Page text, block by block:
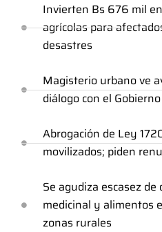
Invierten Bs 676 mil
agrícolas para
desastres
Magisterio urbano ve
diálogo con el Gobierno
Abrogación de Ley
movilizados; piden
Se agudiza escasez de
medicinal y alimentos
zonas rurales